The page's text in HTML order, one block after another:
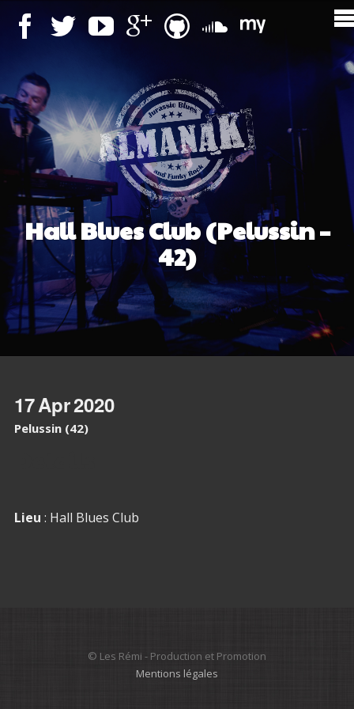
Hall Blues Club (Pelussin –
42)
17Apr2020
Pelussin (42)
Lieu : Hall Blues Club
© Les Rémi - Production et Promotion
Mentions légales